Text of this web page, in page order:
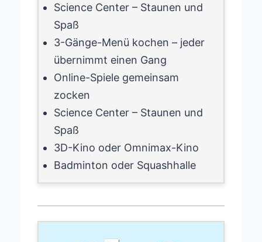
Science Center – Staunen und
Spaß
3-Gänge-Menü kochen – jeder
übernimmt einen Gang
Online-Spiele gemeinsam
zocken
Science Center – Staunen und
Spaß
3D-Kino oder Omnimax-Kino
Badminton oder Squashhalle